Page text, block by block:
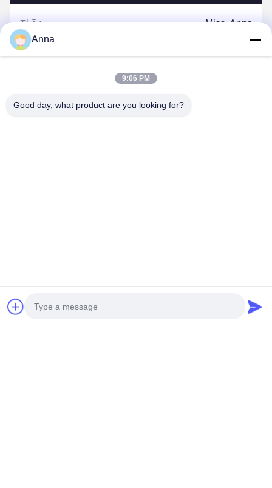
접촉: Miss. Anna
전화:
Anna
9:06 PM
Good day, what product are you looking for?